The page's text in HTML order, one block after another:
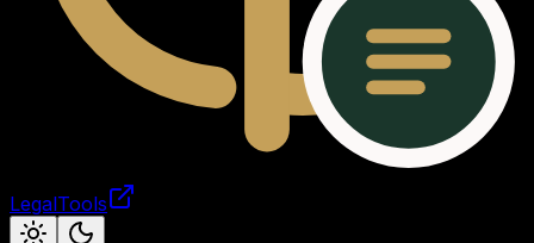
LegalTools